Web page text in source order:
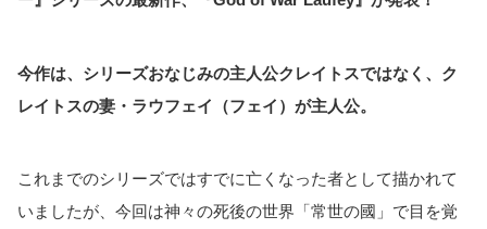
今作は、シリーズおなじみの主人公クレイトスではなく、ク
レイトスの妻・ラウフェイ（フェイ）が主人公。
これまでのシリーズではすでに亡くなった者として描かれて
いましたが、今回は神々の死後の世界「常世の國」で目を覚